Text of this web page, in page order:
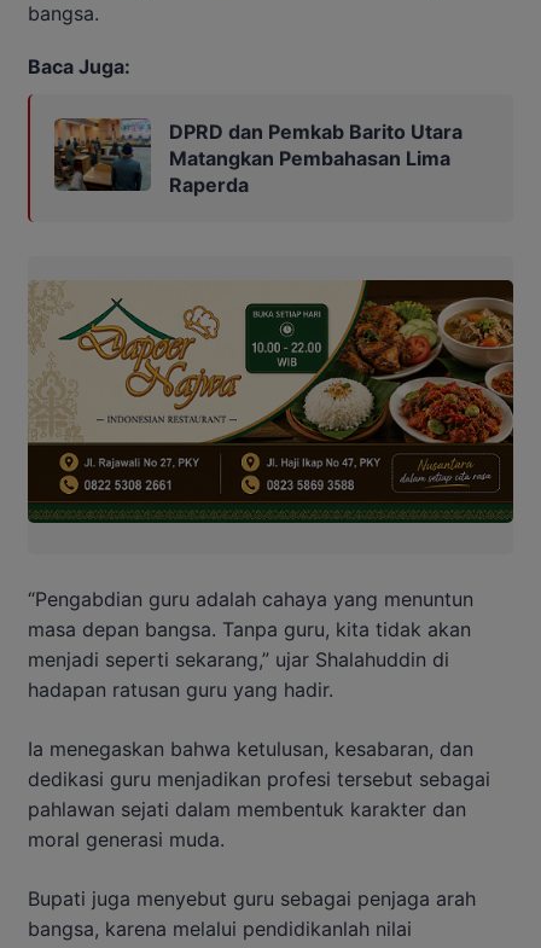
bangsa.
Baca Juga:
DPRD dan Pemkab Barito Utara
Matangkan Pembahasan Lima
Raperda
“Pengabdian guru adalah cahaya yang menuntun
masa depan bangsa. Tanpa guru, kita tidak akan
menjadi seperti sekarang,” ujar Shalahuddin di
hadapan ratusan guru yang hadir.
Ia menegaskan bahwa ketulusan, kesabaran, dan
dedikasi guru menjadikan profesi tersebut sebagai
pahlawan sejati dalam membentuk karakter dan
moral generasi muda.
Bupati juga menyebut guru sebagai penjaga arah
bangsa, karena melalui pendidikanlah nilai